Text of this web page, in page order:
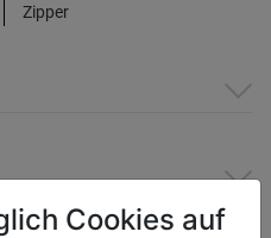
Zipper
Cookies auf